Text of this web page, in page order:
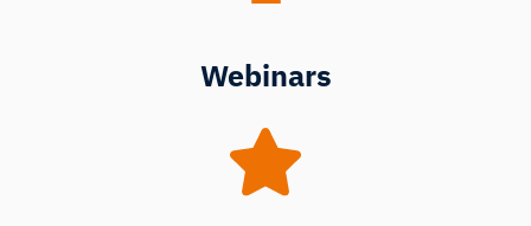
Webinars